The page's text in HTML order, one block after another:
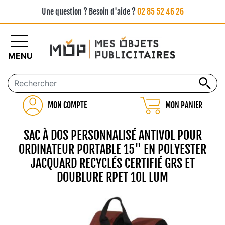
Une question ? Besoin d'aide ?02 85 52 46 26
MON COMPTE MON PANIER
MENU
SAC À DOS PERSONNALISÉ ANTIVOL POUR
ORDINATEUR PORTABLE 15" EN POLYESTER
JACQUARD RECYCLÉS CERTIFIÉ GRS ET
DOUBLURE RPET 10L LUM